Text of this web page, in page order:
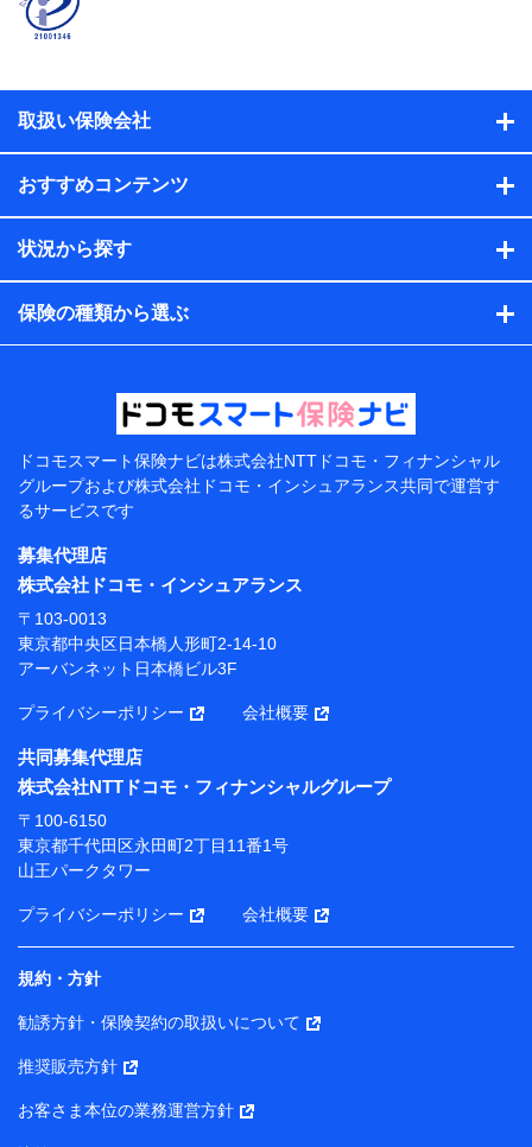
係、保険加入の目的、保険商品の内容、保険料、保険料
のお支払方法、車のメーカーや走行距離などの情報、建
ル内容や送信履歴の情報及び保険の更改案内等を提供し
保険契約情報
当社または株式会社NTTドコモ・フィナンシャルグルー
プが取得し、又は保有する保険契約に関する情報。例と
して、保険契約者及び被保険者の氏名、住所、生年月
日、性別、保険契約者と被保険者の関係、保険加入の目
的、保険商品の内容、保険料、保険料のお支払方法、車
のメーカーや走行距離などの情報、建物の構造や築年数
などの情報、ペットの種類や年齢などの情報などが含ま
提供当事者から受領当事者が個人データを取得する方法
電子的・電磁的方法等
【共同して利用する者の範囲】
当社
株式会社NTTドコモ・フィナンシャルグループ
【利用目的】
当社または株式会社NTTドコモ・フィナンシャルグルー
プが提供する保険関連サービスにおけるユーザー登録受
付および管理のため
当社または株式会社NTTドコモ・フィナンシャルグルー
携会社の保険その他に関する情報を提供するため、また
維持管理等の委託業務遂行のため、またそれらに付帯、
関連する当社または株式会社NTTドコモ・フィナンシャ
ルグループおよび提携会社のサービスを案内、提供する
ため
（各サービスで取得したサービス利用履歴、ウェブサイ
トの閲覧履歴、購買履歴、ご契約内容等のパーソナルデ
ータを分析して、お客さまの趣味・嗜好・傾向に応じた
サービス・商品等に関するご提案や広告の配信等を行う
ことがあります。）
各種セミナーの開催のため
コンサルティングサービスの実施のため
アンケートやキャンペーン等の実施のため
上記に係る案内・手続き・管理等付帯業務を行うため
所・代表者名】
取扱い保険会社
おすすめコンテンツ
状況から探す
保険の種類から選ぶ
ドコモスマート保険ナビは株式会社NTTドコモ・フィナンシャル
グループおよび株式会社ドコモ・インシュアランス共同で運営す
るサービスです
募集代理店
株式会社ドコモ・インシュアランス
〒103-0013
東京都中央区日本橋人形町2-14-10
アーバンネット日本橋ビル3F
プライバシーポリシー 会社概要
共同募集代理店
株式会社NTTドコモ・フィナンシャルグループ
〒100-6150
東京都千代田区永田町2丁目11番1号
山王パークタワー
プライバシーポリシー 会社概要
規約・方針
勧誘方針・保険契約の取扱いについて
推奨販売方針
お客さま本位の業務運営方針